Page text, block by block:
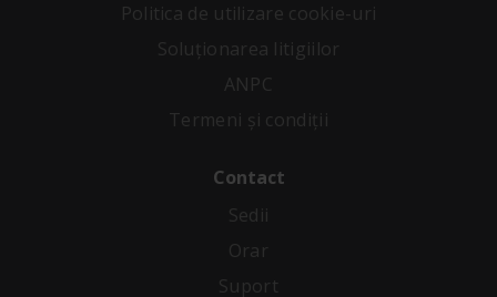
Politica de utilizare cookie-uri
Soluționarea litigiilor
ANPC
Termeni și condiții
Contact
Sedii
Orar
Suport